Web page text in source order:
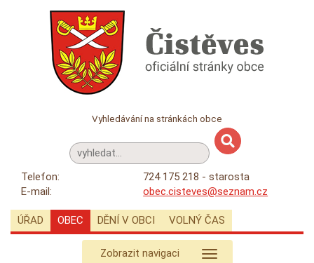
Vyhledávání na stránkách obce
Telefon:
724 175 218 - starosta
E-mail:
obec.cisteves@seznam.cz
ÚŘAD OBEC DĚNÍ V OBCI VOLNÝ ČAS
Zobrazit navigaci